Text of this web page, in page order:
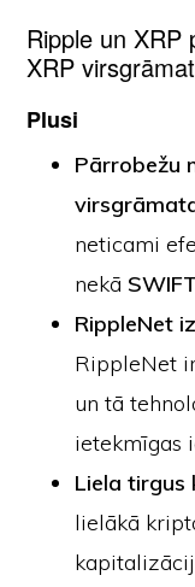
Ripple un XRP
XRP
Plusi
Pārrobežu
neticami
nekā
RippleNet
RippleNet
un tā
ietekmīgas
Liela tirgus
lielākā